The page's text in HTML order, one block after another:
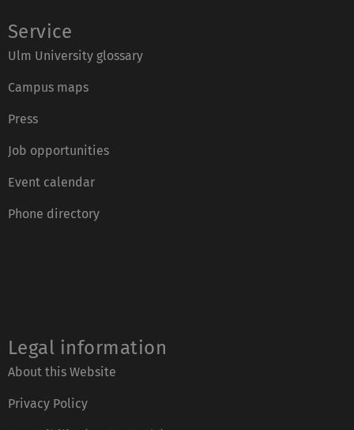
Service
Ulm University glossary
Campus maps
Press
Job opportunities
Event calendar
Phone directory
Legal information
About this Website
Privacy Policy